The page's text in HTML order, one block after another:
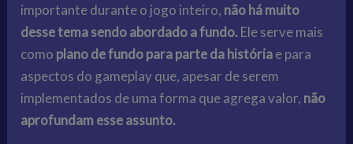
importante durante o jogo inteiro, não há muito
desse tema sendo abordado a fundo.Ele serve mais
como plano de fundo para parte da históriae para
aspectos do gameplay que, apesar de serem
implementados de uma forma que agrega valor, não
aprofundam esse assunto.